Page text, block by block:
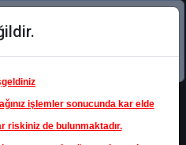
indirin!
işlemler sonucunda kar elde
riskiniz de bulunmaktadır.